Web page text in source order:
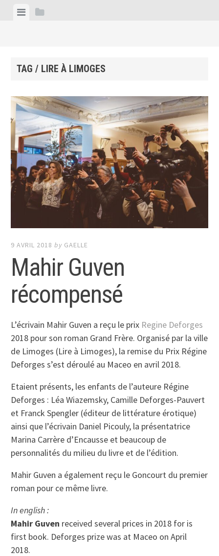
ViewView
TAG / LIRE À LIMOGES
9 AVRIL 2018 by GAELLE
Mahir Guven
récompensé
L’écrivain Mahir Guven a reçu le prix Regine Deforges
2018 pour son roman Grand Frère. Organisé par la ville
de Limoges (Lire à Limoges), la remise du Prix Régine
Deforges s’est déroulé au Maceo en avril 2018.
Etaient présents, les enfants de l’auteure Régine
Deforges : Léa Wiazemsky, Camille Deforges-Pauvert
et Franck Spengler (éditeur de littérature érotique)
ainsi que l’écrivain Daniel Picouly, la présentatrice
Marina Carrère d’Encausse et beaucoup de
personnalités du milieu du livre et de l’édition.
Mahir Guven a également reçu le Goncourt du premier
roman pour ce même livre.
In english :
Mahir Guven received several prices in 2018 for is
first book. Deforges prize was at Maceo on April
2018.